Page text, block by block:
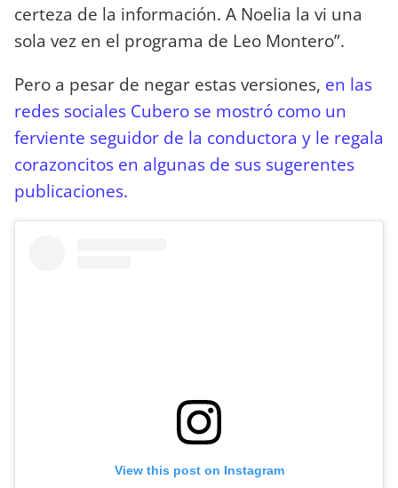
certeza de la información. A Noelia la vi una
sola vez en el programa de Leo Montero”.
Pero a pesar de negar estas versiones, en las
redes sociales Cubero se mostró como un
ferviente seguidor de la conductora y le regala
corazoncitos en algunas de sus sugerentes
publicaciones.
View this post on Instagram